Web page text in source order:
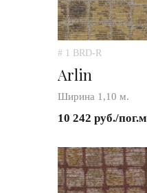
# 1 BRD-R
Arlin
Ширина 1,10 м.
10 242 руб./пог.м